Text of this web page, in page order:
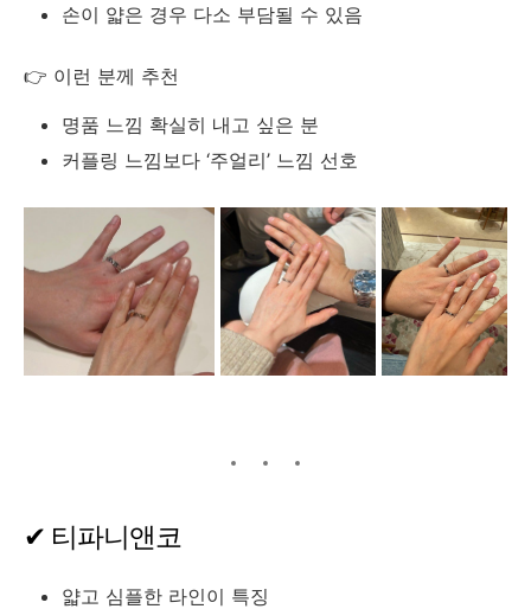
손이 얇은 경우 다소 부담될 수 있음
👉 이런 분께 추천
명품 느낌 확실히 내고 싶은 분
커플링 느낌보다 ‘주얼리’ 느낌 선호
✔ 티파니앤코
얇고 심플한 라인이 특징